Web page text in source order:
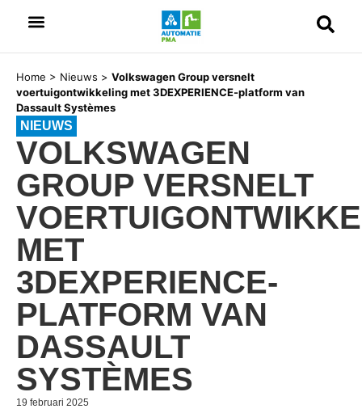
Home > Nieuws > Volkswagen Group versnelt
voertuigontwikkeling met 3DEXPERIENCE-platform van
Dassault Systèmes
NIEUWS
VOLKSWAGEN
GROUP VERSNELT
MET
3DEXPERIENCE-
PLATFORM VAN
DASSAULT
SYSTÈMES
19 februari 2025